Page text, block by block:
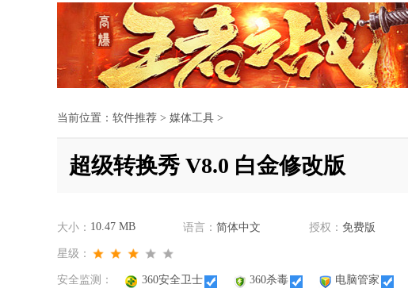
当前位置： 软件推荐 > 媒体工具 >
超级转换秀 V8.0 白金修改版
大小： 10.47 MB 语言： 简体中文 授权： 免费版
星级：
安全监测： 360安全卫士 360杀毒 电脑管家